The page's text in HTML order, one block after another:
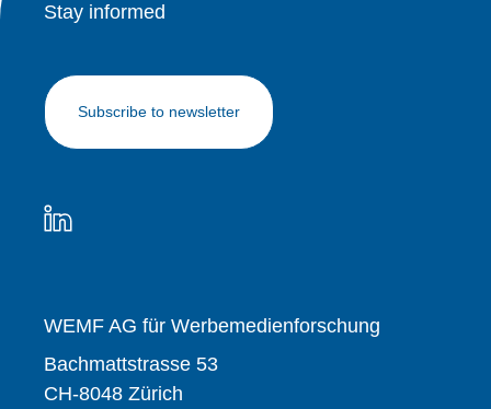
Stay informed
Subscribe to newsletter
WEMF AG für Werbemedienforschung
Bachmattstrasse 53
CH-8048 Zürich